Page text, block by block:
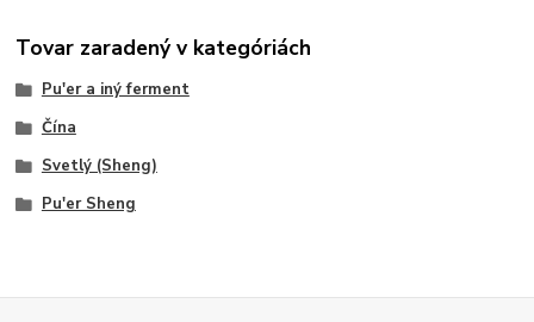
Tovar zaradený v kategóriách
Pu'er a iný ferment
Čína
Svetlý (Sheng)
Pu'er Sheng